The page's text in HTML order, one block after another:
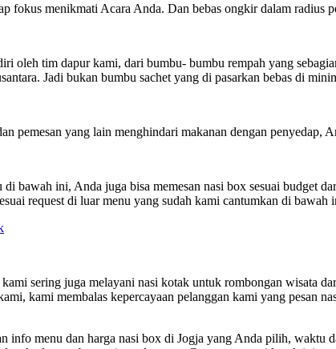
fokus menikmati Acara Anda. Dan bebas ongkir dalam radius
oleh tim dapur kami, dari bumbu- bumbu rempah yang
Jadi bukan bumbu sachet yang di pasarkan bebas di
pemesan yang lain menghindari makanan dengan penyedap,
di bawah ini, Anda juga bisa memesan nasi box sesuai budget
request di luar menu yang sudah kami cantumkan di bawah
sering juga melayani nasi kotak untuk rombongan wisata
kami membalas kepercayaan pelanggan kami yang pesan
menu dan harga nasi box di Jogja yang Anda pilih, waktu